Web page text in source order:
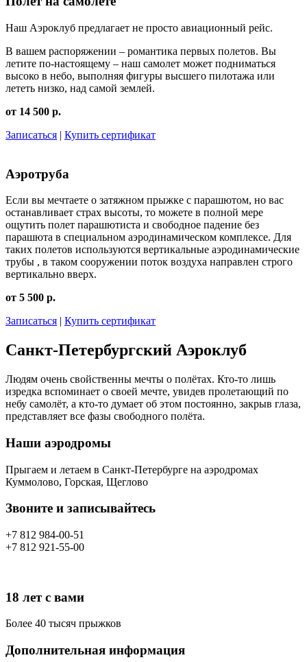
Наш Аэроклуб предлагает не просто авиационный рейс.
В вашем распоряжении – романтика первых полетов. Вы
летите по-настоящему – наш самолет может подниматься
высоко в небо, выполняя фигуры высшего пилотажа или
лететь низко, над самой землей.
от 14 500 р.
Записаться | Купить сертификат
Аэротруба
Если вы мечтаете о затяжном прыжке с парашютом, но вас
останавливает страх высоты, то можете в полной мере
ощутить полет парашютиста и свободное падение без
парашюта в специальном аэродинамическом комплексе. Для
таких полетов используются вертикальные аэродинамические
трубы , в таком сооружении поток воздуха направлен строго
вертикально вверх.
от 5 500 р.
Записаться | Купить сертификат
Санкт-Петербургский Aэроклуб
Людям очень свойственны мечты о полётах. Кто-то лишь
изредка вспоминает о своей мечте, увидев пролетающий по
небу самолёт, а кто-то думает об этом постоянно, закрыв глаза,
представляет все фазы свободного полёта.
Наши аэродромы
Прыгаем и летаем в Санкт-Петербурге на аэродромах
Куммолово, Горская, Щеглово
Звоните и записывайтесь
+7 812 984-00-51
+7 812 921-55-00
18 лет с вами
Более 40 тысяч прыжков
Дополнительная информация